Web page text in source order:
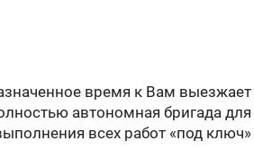
время к Вам выезжает
автономная бригада для
всех работ «под ключ»